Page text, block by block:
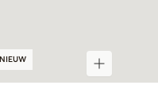
NIEUW